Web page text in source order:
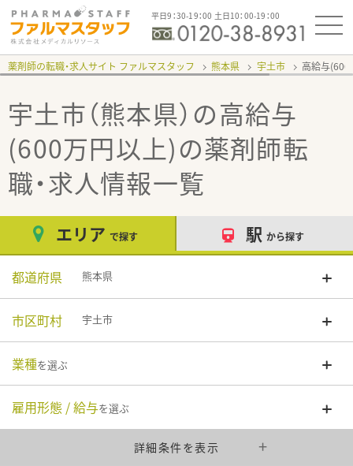
平日9：30-19：00 土日10：00-19：00
薬剤師の転職・求人サイト ファルマスタッフ 熊本県 宇土市 高給与
宇土市（熊本県）の高給与
(600万円以上)の薬剤師転
職・求人情報一覧
エリア で探す 駅 から探す
都道府県 熊本県
市区町村 宇土市
業種を選ぶ
雇用形態 / 給与を選ぶ
詳細条件を表示